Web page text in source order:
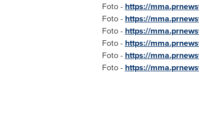
Foto - https://
Foto - https://
Foto - https://
Foto - https://
Foto - https://
Foto - https://